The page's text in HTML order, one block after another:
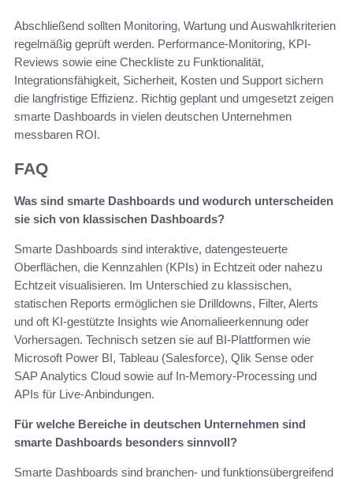
Abschließend sollten Monitoring, Wartung und Auswahlkriterien
regelmäßig geprüft werden. Performance-Monitoring, KPI-
Reviews sowie eine Checkliste zu Funktionalität,
Integrationsfähigkeit, Sicherheit, Kosten und Support sichern
die langfristige Effizienz. Richtig geplant und umgesetzt zeigen
smarte Dashboards in vielen deutschen Unternehmen
messbaren ROI.
FAQ
Was sind smarte Dashboards und wodurch unterscheiden
sie sich von klassischen Dashboards?
Smarte Dashboards sind interaktive, datengesteuerte
Oberflächen, die Kennzahlen (KPIs) in Echtzeit oder nahezu
Echtzeit visualisieren. Im Unterschied zu klassischen,
statischen Reports ermöglichen sie Drilldowns, Filter, Alerts
und oft KI-gestützte Insights wie Anomalieerkennung oder
Vorhersagen. Technisch setzen sie auf BI-Plattformen wie
Microsoft Power BI, Tableau (Salesforce), Qlik Sense oder
SAP Analytics Cloud sowie auf In-Memory-Processing und
APIs für Live-Anbindungen.
Für welche Bereiche in deutschen Unternehmen sind
smarte Dashboards besonders sinnvoll?
Smarte Dashboards sind branchen- und funktionsübergreifend